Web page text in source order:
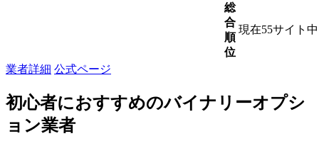
総
合
順
位
現在55サイト
業者詳細 公式ページ
初心者におすすめのバイナリーオプシ
ョン業者